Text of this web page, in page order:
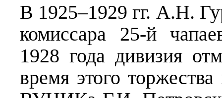
В 1925–1929 гг. А.Н.
комиссара 25-й
1928 года дивизия
время этого